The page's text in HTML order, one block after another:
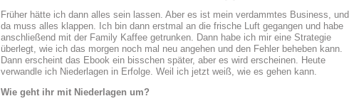
Früher hätte ich dann alles sein lassen. Aber es ist mein verdammtes Business, und
da muss alles klappen. Ich bin dann erstmal an die frische Luft gegangen und habe
anschließend mit der Family Kaffee getrunken. Dann habe ich mir eine Strategie
überlegt, wie ich das morgen noch mal neu angehen und den Fehler beheben kann.
Dann erscheint das Ebook ein bisschen später, aber es wird erscheinen. Heute
verwandle ich Niederlagen in Erfolge. Weil ich jetzt weiß, wie es gehen kann.
Wie geht ihr mit Niederlagen um?